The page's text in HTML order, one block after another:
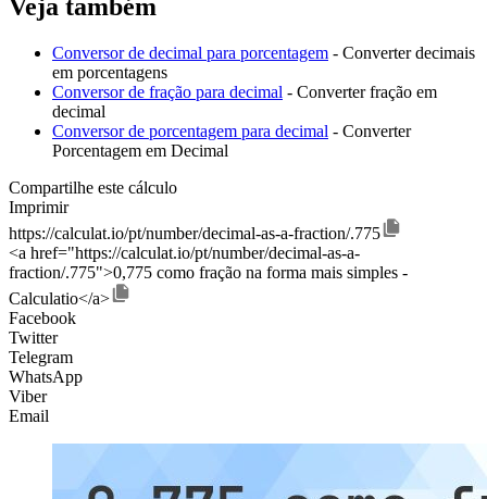
Veja também
Conversor de decimal para porcentagem - Converter decimais
em porcentagens
Conversor de fração para decimal - Converter fração em
decimal
Conversor de porcentagem para decimal - Converter
Porcentagem em Decimal
Compartilhe este cálculo
Imprimir
https://calculat.io/pt/number/decimal-as-a-fraction/.775
<a href="https://calculat.io/pt/number/decimal-as-a-
fraction/.775">0,775 como fração na forma mais simples -
Calculatio</a>
Facebook
Twitter
Telegram
WhatsApp
Viber
Email